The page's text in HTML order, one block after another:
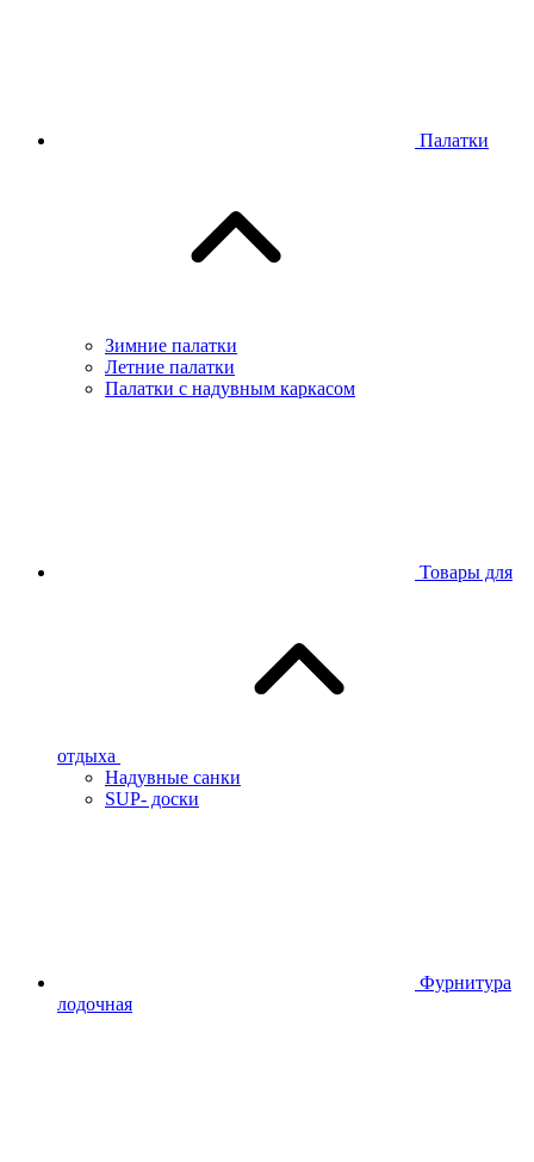
Палатки
Зимние палатки
Летние палатки
Палатки с надувным каркасом
Товары для
отдыха
Надувные санки
SUP- доски
Фурнитура
лодочная